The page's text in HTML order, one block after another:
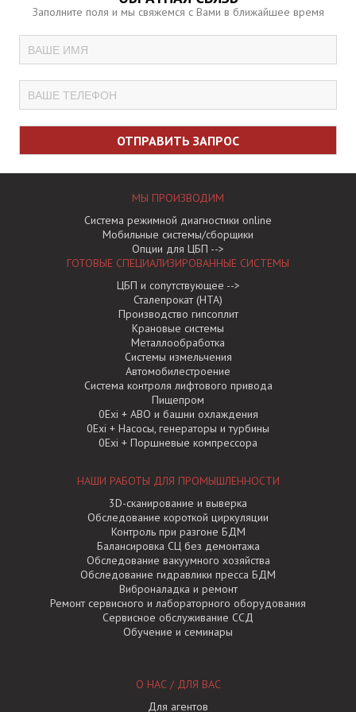
Заполните поля и мы свяжемся с Вами в ближайшее время
МЫ ПРОИЗВОДИМ
Система режимной диагностики online
Мобильные системы/сборщики
Опции для ЦБП -->
ГОТОВЫЕ СПЕЦИАЛИЗИРОВАННЫЕ СИCТЕМЫ
ЦБП и сопутствующее -->
Сталепрокат (НТА)
Производство гипсоплит
Крановые системы
Металлообработка
Системы измельчения
Автомобилестроение
Система контроля лифтового привода
Пищепром
0Exi + АВО и башни охлаждения
0Exi + Насосы, генераторы и турбины
0Exi + Поршневые компрессора
НАШИ РАБОТЫ ДЛЯ ПРОМЫШЛЕННОСТИ
3D-сканирование и выверка
Обследование короткой циркуляции
Контроль при разгоне БДМ
Балансировка СЦ без демонтажа
Обследование вакуумного хозяйства
Обследование гидравлики пресса БДМ
Виброналадка и ремонт
Ремонт сервисного и лабораторного оборудования
Сервисное обслуживание ССД
Обучение и семинары
О НАС / ДЛЯ ВАС
Для агентов